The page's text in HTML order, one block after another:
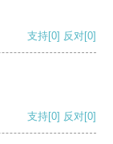
支持[0] 反对[0]
支持[0] 反对[0]